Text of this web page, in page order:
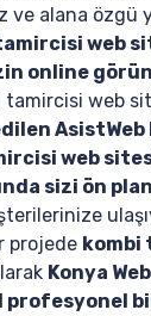
ve alana özgü
web
online
tamircisi web
AsistWeb
web
sizi ön
projede kombi
Konya
profesyonel